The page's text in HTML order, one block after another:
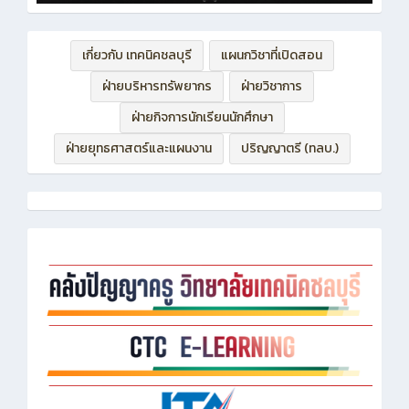
เกี่ยวกับ เทคนิคชลบุรี
แผนกวิชาที่เปิดสอน
ฝ่ายบริหารทรัพยากร
ฝ่ายวิชาการ
ฝ่ายกิจการนักเรียนนักศึกษา
ฝ่ายยุทธศาสตร์และแผนงาน
ปริญญาตรี (ทลบ.)